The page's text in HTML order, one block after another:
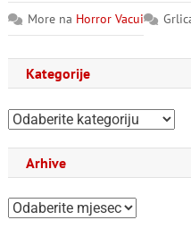
Morena Horror Vacui
Kategorije
Kategorije
Arhive
Arhive